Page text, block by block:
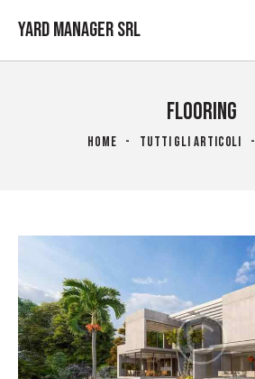
Yard Manager Srl
FLOORING
HOME TUTTI GLI ARTICOLI